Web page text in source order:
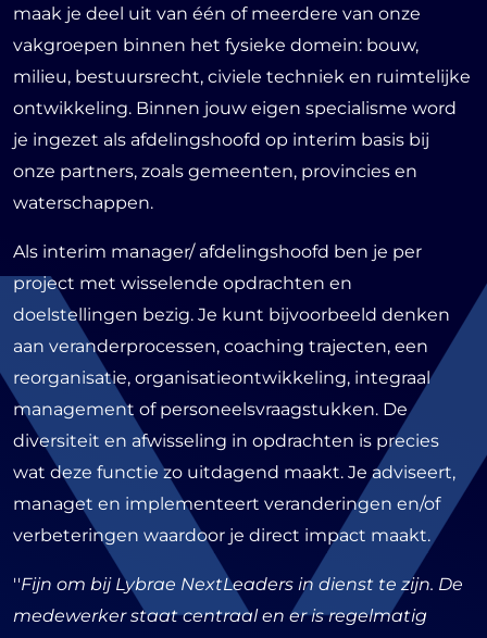
maak je deel uit van één of meerdere van onze
vakgroepen binnen het fysieke domein: bouw,
milieu, bestuursrecht, civiele techniek en ruimtelijke
ontwikkeling. Binnen jouw eigen specialisme word
je ingezet als afdelingshoofd op interim basis bij
onze partners, zoals gemeenten, provincies en
waterschappen.
Als interim manager/ afdelingshoofd ben je per
project met wisselende opdrachten en
doelstellingen bezig. Je kunt bijvoorbeeld denken
aan veranderprocessen, coaching trajecten, een
reorganisatie, organisatieontwikkeling, integraal
management of personeelsvraagstukken. De
diversiteit en afwisseling in opdrachten is precies
wat deze functie zo uitdagend maakt. Je adviseert,
managet en implementeert veranderingen en/of
verbeteringen waardoor je direct impact maakt.
''Fijn om bij Lybrae NextLeaders in dienst te zijn. De
medewerker staat centraal en er is regelmatig